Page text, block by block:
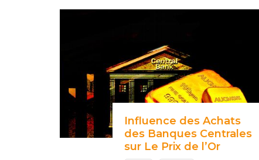
Influence des Achats
des Banques Centrales
sur Le Prix de l’Or